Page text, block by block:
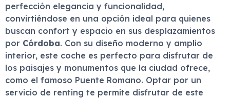
perfección elegancia y funcionalidad,
convirtiéndose en una opción ideal para quienes
buscan confort y espacio en sus desplazamientos
por Córdoba. Con su diseño moderno y amplio
interior, este coche es perfecto para disfrutar de
los paisajes y monumentos que la ciudad ofrece,
como el famoso Puente Romano. Optar por un
servicio de renting te permite disfrutar de este